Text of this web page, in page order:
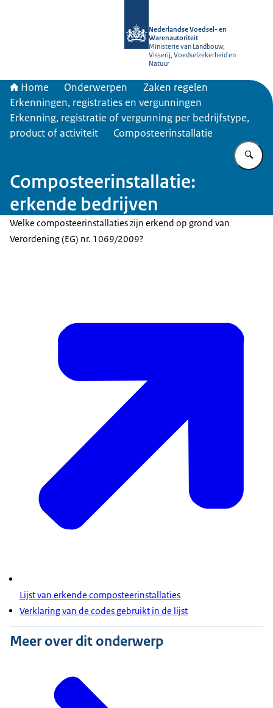
Nederlandse Voedsel- en
Warenautoriteit
Ministerie van Landbouw,
Visserij, Voedselzekerheid en
Natuur
Home Onderwerpen
Zaken regelen
Erkenningen, registraties en vergunningen
Erkenning, registratie of vergunning per bedrijfstype,
product of activiteit
Composteerinstallatie
Composteerinstallatie:
erkende bedrijven
Welke composteerinstallaties zijn erkend op grond van
Verordening (EG) nr. 1069/2009?
Lijst van erkende composteerinstallaties
Verklaring van de codes gebruikt in de lijst
Meer over dit onderwerp